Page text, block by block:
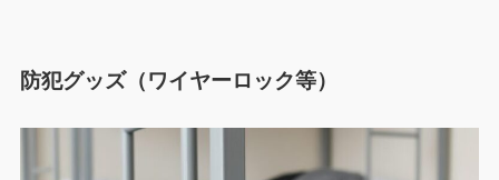
防犯グッズ（ワイヤーロック等）